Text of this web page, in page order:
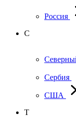
Россия
С
Сербия
США
Т